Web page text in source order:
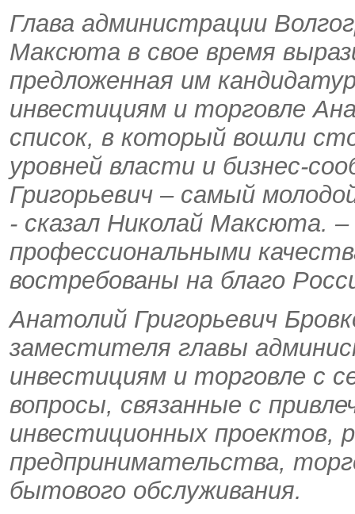
Глава администрации
Максюта в свое время
предложенная им
инвестициям и торговле
список, в который вошли
уровней власти и бизнес-
Григорьевич – самый
- сказал Николай Максюта.
профессиональными
востребованы на благо
Анатолий Григорьевич
заместителя главы
инвестициям и торговле с
вопросы, связанные с
инвестиционных проектов,
предпринимательства,
бытового обслуживания.